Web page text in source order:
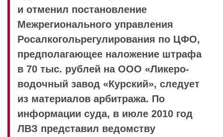
и отменил постановление
Межрегионального управления
Росалкогольрегулирования по ЦФО,
предполагающее наложение штрафа
в 70 тыс. рублей на ООО «Ликеро-
водочный завод «Курский», следует
из материалов арбитража. По
информации суда, в июле 2010 год
ЛВЗ представил ведомству